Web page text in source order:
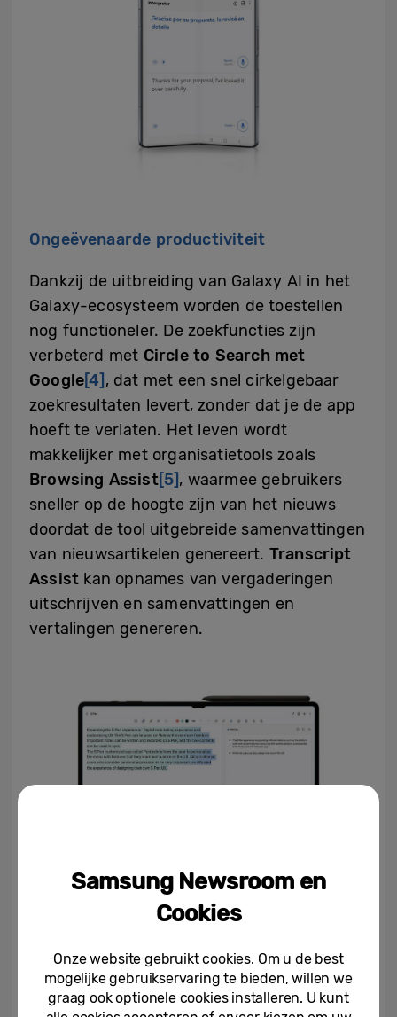
Ongeëvenaarde productiviteit
Dankzij de uitbreiding van Galaxy AI in het
Galaxy-ecosysteem worden de toestellen
nog functioneler. De zoekfuncties zijn
verbeterd met Circle to Search met
Google[4] , dat met een snel cirkelgebaar
zoekresultaten levert, zonder dat je de app
hoeft te verlaten. Het leven wordt
makkelijker met organisatietools zoals
Browsing Assist[5], waarmee gebruikers
sneller op de hoogte zijn van het nieuws
doordat de tool uitgebreide samenvattingen
van nieuwsartikelen genereert. Transcript
Assist kan opnames van vergaderingen
uitschrijven en samenvattingen en
vertalingen genereren.
Grenzeloze creativiteit
De nieuwste Galaxy-update stimuleert de
Samsung Newsroom en
Cookies
Onze website gebruikt cookies. Om u de best
mogelijke gebruikservaring te bieden, willen we
graag ook optionele cookies installeren. U kunt